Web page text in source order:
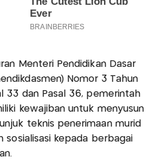
Menteri Pendidikan Dasar
Nomor 3 Tahun
33 dan Pasal 36, pemerintah
kewajiban untuk menyusun
teknis penerimaan murid
sosialisasi kepada berbagai